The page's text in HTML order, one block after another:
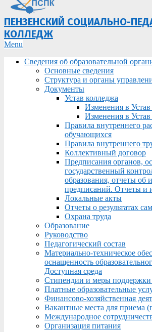
ПЕНЗЕНСКИЙ СОЦИАЛЬНО-
КОЛЛЕДЖ
Primary
Menu
Menu
Сведения об образовательной
Основные сведения
Структура и органы
Документы
Устав колледжа
Изменения в
Изменения в
Правила внутреннего
обучающихся
Правила внутреннего
Коллективный договор
Предписания органов,
государственный
образования, отчеты об
предписаний. Отчеты и
Локальные акты
Отчеты о результатах
Охрана труда
Образование
Руководство
Педагогический состав
Материально-техническое
оснащенность
Доступная среда
Стипендии и меры
Платные образовательные
Финансово-хозяйственная
Вакантные места для приема
Международное
Организация питания